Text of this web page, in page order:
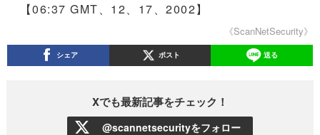
【06:37 GMT、12、17、2002】
《ScanNetSecurity》
シェア ポスト 送る
Xでも最新記事をチェック！
@scannetsecurityをフォロー